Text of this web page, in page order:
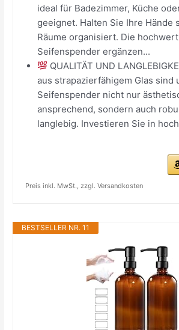
ideal für Badezimmer, Küche
geeignet. Halten Sie Ihre Hände
Räume organisiert. Die
Seifenspender ergänzen...
QUALITÄT UND
aus strapazierfähigem Glas sind
Seifenspender nicht nur
ansprechend, sondern auch
langlebig. Investieren Sie in
Preis inkl. MwSt., zzgl. Versandkosten
BESTSELLER NR. 11